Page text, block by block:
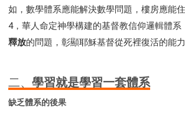
Y132課程 - 職業策劃
Y133課程 - 活出豐盛
Y134課程 - 動手實驗室
Y135課程 - 做人做事
Y136課程 - 如何學習
研習會01 - 醫治釋放
研習會01 - 得勝教會的啟示
研習會01 - 教會
如，數學體系應能解決數學問題，樓房應能住
4，華人命定神學構建的基督教信仰邏輯體系
釋放的問題，彰顯耶穌基督從死裡復活的能力
二、 學習就是學習一套體系
缺乏體系的後果